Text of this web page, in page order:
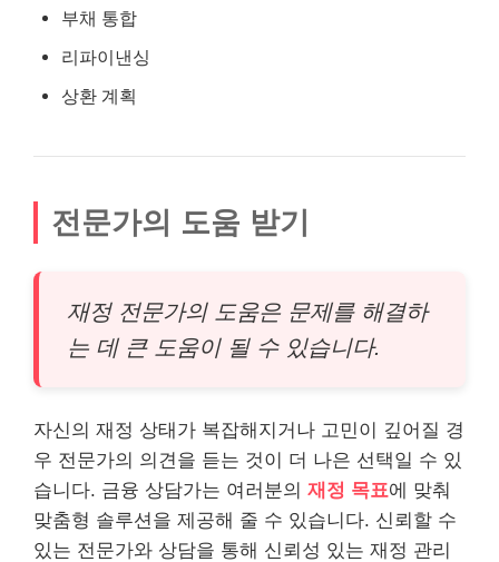
부채 통합
리파이낸싱
상환 계획
전문가의 도움 받기
재정 전문가의 도움은 문제를 해결하
는 데 큰 도움이 될 수 있습니다.
자신의 재정 상태가 복잡해지거나 고민이 깊어질 경
우 전문가의 의견을 듣는 것이 더 나은 선택일 수 있
습니다. 금융 상담가는 여러분의 재정 목표에 맞춰
맞춤형 솔루션을 제공해 줄 수 있습니다. 신뢰할 수
있는 전문가와 상담을 통해 신뢰성 있는 재정 관리